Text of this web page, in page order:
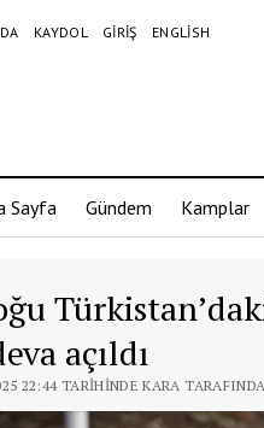
KAYDOL GIRIŞ ENGLISH
Sayfa Gündem Kamplar
açıldı
22:44 TARIHINDE KARA